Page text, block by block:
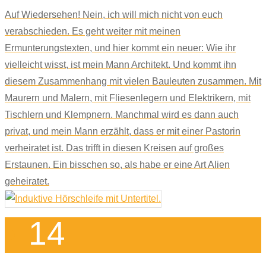
Auf Wiedersehen! Nein, ich will mich nicht von euch
verabschieden. Es geht weiter mit meinen
Ermunterungstexten, und hier kommt ein neuer: Wie ihr
vielleicht wisst, ist mein Mann Architekt. Und kommt ihn
diesem Zusammenhang mit vielen Bauleuten zusammen. Mit
Maurern und Malern, mit Fliesenlegern und Elektrikern, mit
Tischlern und Klempnern. Manchmal wird es dann auch
privat, und mein Mann erzählt, dass er mit einer Pastorin
verheiratet ist. Das trifft in diesen Kreisen auf großes
Erstaunen. Ein bisschen so, als habe er eine Art Alien
geheiratet.
14